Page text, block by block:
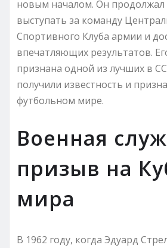
новым началом. Он продолжал
выступать за команду
Спортивного Клуба армии и
впечатляющих результатов.
признана одной из лучших в
получили известность и
футбольном мире.
Военная
призыв на
мира
В 1962 году, когда Эдуард